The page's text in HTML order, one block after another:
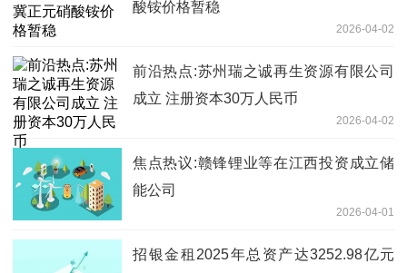
酸铵价格暂稳
2026-04-02
前沿热点:苏州瑞之诚再生资源有限公司
成立 注册资本30万人民币
2026-04-02
焦点热议:赣锋锂业等在江西投资成立储
能公司
2026-04-01
招银金租2025年总资产达3252.98亿元